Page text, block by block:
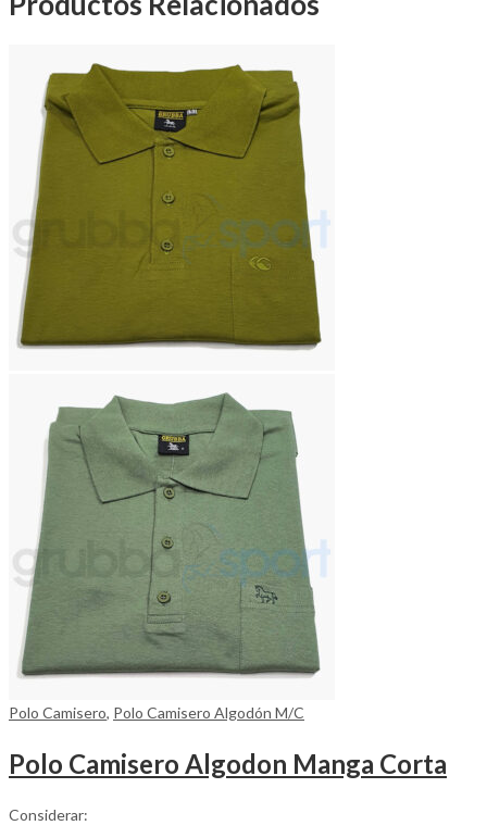
Polo Camisero, Polo Camisero Algodón M/C
Polo Camisero Algodon Manga Corta
Considerar: